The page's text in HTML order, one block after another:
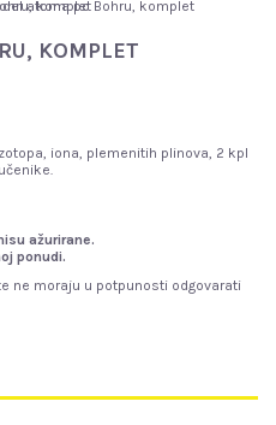
KOMPLET
iona, plemenitih plinova, 2 kpl
ažurirane.
ponudi.
ne moraju u potpunosti odgovarati